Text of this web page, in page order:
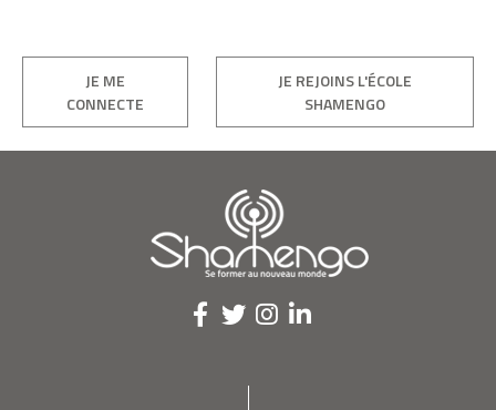
JE ME
CONNECTE
JE REJOINS L'ÉCOLE
SHAMENGO